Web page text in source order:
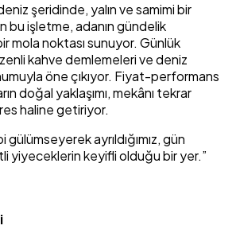
şeridinde, yalın ve samimi bir
bu işletme, adanın gündelik
mola noktası sunuyor. Günlük
kahve demlemeleri ve deniz
öne çıkıyor. Fiyat-performans
doğal yaklaşımı, mekânı tekrar
haline getiriyor.
gülümseyerek ayrıldığımız, gün
yiyeceklerin keyifli olduğu bir yer.”